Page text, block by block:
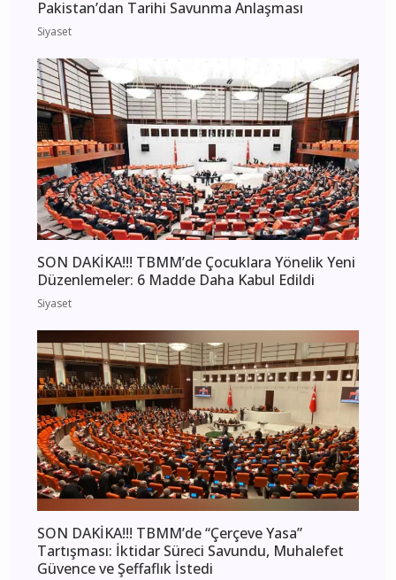
Pakistan’dan Tarihi Savunma Anlaşması
Siyaset
SON DAKİKA!!! TBMM’de Çocuklara Yönelik Yeni
Düzenlemeler: 6 Madde Daha Kabul Edildi
Siyaset
SON DAKİKA!!! TBMM’de “Çerçeve Yasa”
Tartışması: İktidar Süreci Savundu, Muhalefet
Güvence ve Şeffaflık İstedi